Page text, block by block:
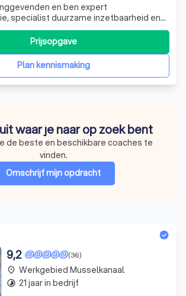
en ben expert
specialist duurzame inzetbaarheid en
verzuimgesprekken. Ik help je bij de kern
er speelt en nodig is.
Plan kennismaking
Prijsopgave
waar je naar op zoek bent
de beste en beschikbare coaches te
vinden.
Omschrijf mijn opdracht
(36)
9,2
place Werkgebied Musselkanaal
timelapse 21 jaar in bedrijf